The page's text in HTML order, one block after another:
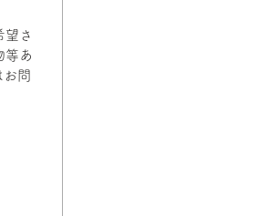
望さ
等あ
お問